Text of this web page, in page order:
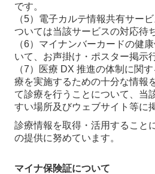
です。
（5）電子カルテ情報共有サー
ついては当該サービスの対応待
（6）マイナンバーカードの健
いて、お声掛け・ポスター掲示
（7）医療 DX 推進の体制に関
療を実施するための十分な情報
て診療を行うことについて、当
すい場所及びウェブサイト等に
診療情報を取得・活用すること
の提供に努めています。
マイナ保険証について